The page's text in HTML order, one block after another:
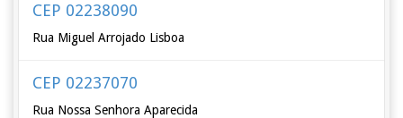
CEP 02238090
Rua Miguel Arrojado Lisboa
CEP 02237070
Rua Nossa Senhora Aparecida